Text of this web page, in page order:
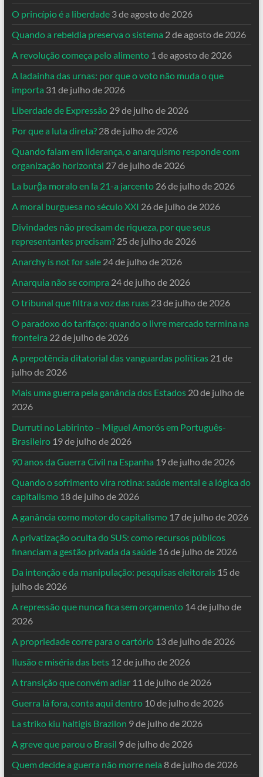
O princípio é a liberdade 3 de agosto de 2026
Quando a rebeldia preserva o sistema 2 de agosto de 2026
A revolução começa pelo alimento 1 de agosto de 2026
A ladainha das urnas: por que o voto não muda o que
importa 31 de julho de 2026
Liberdade de Expressão 29 de julho de 2026
Por que a luta direta? 28 de julho de 2026
Quando falam em liderança, o anarquismo responde com
organização horizontal 27 de julho de 2026
La burĝa moralo en la 21-a jarcento 26 de julho de 2026
A moral burguesa no século XXI 26 de julho de 2026
Divindades não precisam de riqueza, por que seus
representantes precisam? 25 de julho de 2026
Anarchy is not for sale 24 de julho de 2026
Anarquia não se compra 24 de julho de 2026
O tribunal que filtra a voz das ruas 23 de julho de 2026
O paradoxo do tarifaço: quando o livre mercado termina na
fronteira 22 de julho de 2026
A prepotência ditatorial das vanguardas políticas 21 de
julho de 2026
Mais uma guerra pela ganância dos Estados 20 de julho de
2026
Durruti no Labirinto – Miguel Amorós em Português-
Brasileiro 19 de julho de 2026
90 anos da Guerra Civil na Espanha 19 de julho de 2026
Quando o sofrimento vira rotina: saúde mental e a lógica do
capitalismo 18 de julho de 2026
A ganância como motor do capitalismo 17 de julho de 2026
A privatização oculta do SUS: como recursos públicos
financiam a gestão privada da saúde 16 de julho de 2026
Da intenção e da manipulação: pesquisas eleitorais 15 de
julho de 2026
A repressão que nunca fica sem orçamento 14 de julho de
2026
A propriedade corre para o cartório 13 de julho de 2026
Ilusão e miséria das bets 12 de julho de 2026
A transição que convém adiar 11 de julho de 2026
Guerra lá fora, conta aqui dentro 10 de julho de 2026
La striko kiu haltigis Brazilon 9 de julho de 2026
A greve que parou o Brasil 9 de julho de 2026
Quem decide a guerra não morre nela 8 de julho de 2026